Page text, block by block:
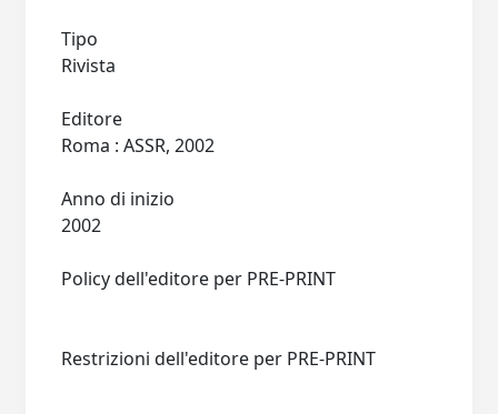
Tipo
Rivista
Editore
Anno di inizio
Policy dell'editore per PRE-PRINT
Restrizioni dell'editore per PRE-PRINT